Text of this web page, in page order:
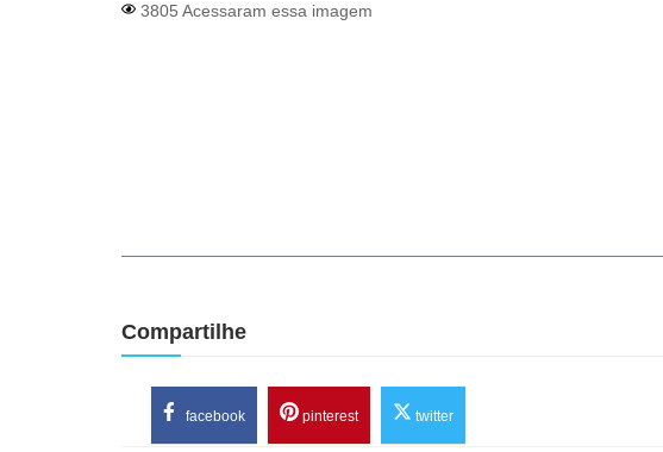
3805 Acessaram essa imagem
Compartilhe
facebook pinterest twitter